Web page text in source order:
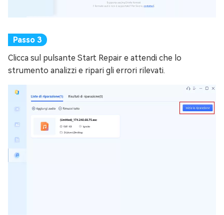
Clicca sul pulsante Start Repair e attendi che lo
strumento analizzi e ripari gli errori rilevati.